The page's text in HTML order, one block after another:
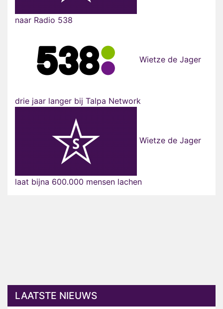
naar Radio 538
Wietze de Jager
drie jaar langer bij Talpa Network
Wietze de Jager
laat bijna 600.000 mensen lachen
LAATSTE NIEUWS